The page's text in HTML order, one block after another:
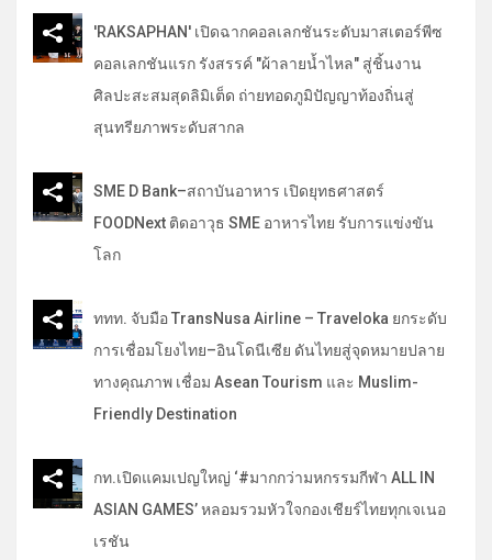
'RAKSAPHAN' เปิดฉากคอลเลกชันระดับมาสเตอร์พีซ
คอลเลกชันแรก รังสรรค์ "ผ้าลายน้ำไหล" สู่ชิ้นงาน
ศิลปะสะสมสุดลิมิเต็ด ถ่ายทอดภูมิปัญญาท้องถิ่นสู่
สุนทรียภาพระดับสากล
SME D Bank–สถาบันอาหาร เปิดยุทธศาสตร์
FOODNext ติดอาวุธ SME อาหารไทย รับการแข่งขัน
โลก
ททท. จับมือ TransNusa Airline – Traveloka ยกระดับ
การเชื่อมโยงไทย–อินโดนีเซีย ดันไทยสู่จุดหมายปลาย
ทางคุณภาพ เชื่อม Asean Tourism และ Muslim-
Friendly Destination
กท.เปิดแคมเปญใหญ่ ‘#มากกว่ามหกรรมกีฬา ALL IN
ASIAN GAMES’ หลอมรวมหัวใจกองเชียร์ไทยทุกเจเนอ
เรชัน